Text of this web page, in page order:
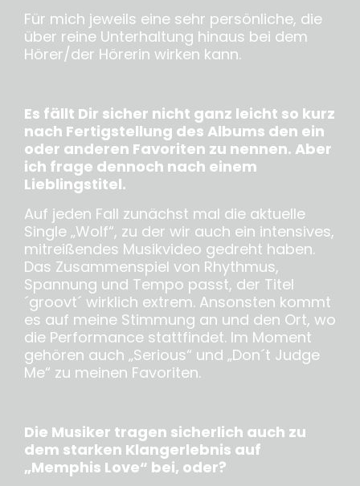
Für mich jeweils eine sehr persönliche, die
über reine Unterhaltung hinaus bei dem
Hörer/der Hörerin wirken kann.
Es fällt Dir sicher nicht ganz leicht so kurz
nach Fertigstellung des Albums den ein
oder anderen Favoriten zu nennen. Aber
ich frage dennoch nach einem
Lieblingstitel.
Auf jeden Fall zunächst mal die aktuelle
Single „Wolf“, zu der wir auch ein intensives,
mitreißendes Musikvideo gedreht haben.
Das Zusammenspiel von Rhythmus,
Spannung und Tempo passt, der Titel
´groovt´ wirklich extrem. Ansonsten kommt
es auf meine Stimmung an und den Ort, wo
die Performance stattfindet. Im Moment
gehören auch „Serious“ und „Don´t Judge
Me“ zu meinen Favoriten.
Die Musiker tragen sicherlich auch zu
dem starken Klangerlebnis auf
„Memphis Love“ bei, oder?